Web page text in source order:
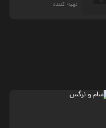
تهیه کننده